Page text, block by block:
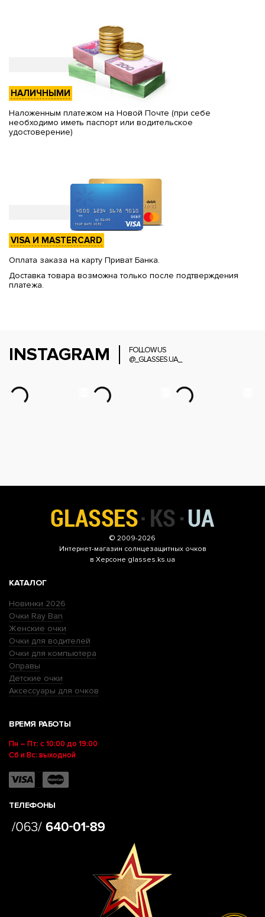
НАЛИЧНЫМИ
Наложенным платежом на Новой Почте (при себе
необходимо иметь паспорт или водительское
удостоверение)
VISA И MASTERCARD
Оплата заказа на карту Приват Банка.
Доставка товара возможна только после подтверждения
платежа.
INSTAGRAM
FOLLOW US
@_GLASSES.UA_
© 2009-2026
Интернет-магазин солнцезащитных очков
в Херсоне glasses.ks.ua
КАТАЛОГ
Новинки 2026
Очки Ray Ban
Женские очки
Очки для водителей
Очки для компьютера
Оправы
Детские очки
Аксессуары для очков
ВРЕМЯ РАБОТЫ
Пн – Пт: с 10:00 до 19:00
Сб и Вс: выходной
ТЕЛЕФОНЫ